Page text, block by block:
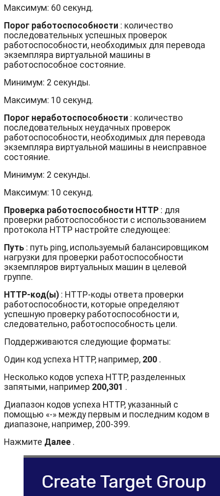
Максимум: 60 секунд.
Порог работоспособности : количество
последовательных успешных проверок
работоспособности, необходимых для перевода
экземпляра виртуальной машины в
работоспособное состояние.
Минимум: 2 секунды.
Максимум: 10 секунд.
Порог неработоспособности : количество
последовательных неудачных проверок
работоспособности, необходимых для перевода
экземпляра виртуальной машины в неисправное
состояние.
Минимум: 2 секунды.
Максимум: 10 секунд.
Проверка работоспособности HTTP : для
проверки работоспособности с использованием
протокола HTTP настройте следующее:
Путь : путь ping, используемый балансировщиком
нагрузки для проверки работоспособности
экземпляров виртуальных машин в целевой
группе.
HTTP-код(ы) : HTTP-коды ответа проверки
работоспособности, которые определяют
успешную проверку работоспособности и,
следовательно, работоспособность цели.
Поддерживаются следующие форматы:
Один код успеха HTTP, например, 200 .
Несколько кодов успеха HTTP, разделенных
запятыми, например 200,301 .
Диапазон кодов успеха HTTP, указанный с
помощью «-» между первым и последним кодом в
диапазоне, например, 200-399.
Нажмите Далее .